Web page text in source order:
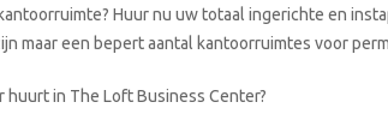
Huur nu uw totaal ingerichte en
maar een bepert aantal kantoorruimtes voor
in The Loft Business Center?